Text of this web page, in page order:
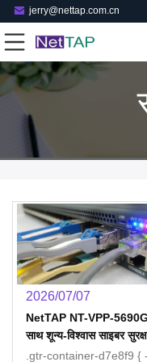
jerry@nettap.com.cn
2026/07/07
NetTAP NT-VPP-
साथ शून्य-विश्वास साइबर
नींव बनाएं
.gtr-container-d7e8f9 { --